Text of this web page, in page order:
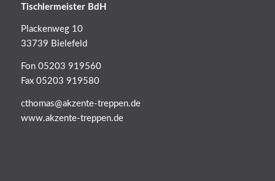
Tischlermeister BdH
Plackenweg 10
33739 Bielefeld
Fon 05203 919560
Fax 05203 919580
cthomas@akzente-treppen.de
www.akzente-treppen.de